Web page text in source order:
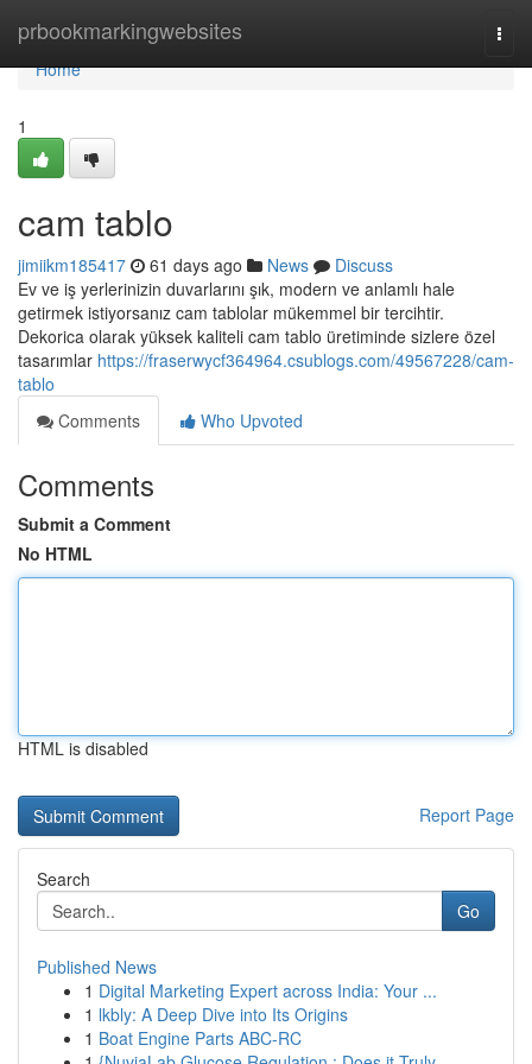
prbookmarkingwebsites
Home
Home
1
cam tablo
jimiikm185417 61 days ago News
Discuss
Ev ve iş yerlerinizin duvarlarını şık, modern ve anlamlı hale
getirmek istiyorsanız cam tablolar mükemmel bir tercihtir.
Dekorica olarak yüksek kaliteli cam tablo üretiminde sizlere özel
tasarımlar https://fraserwycf364964.csublogs.com/49567228/cam-
tablo
Comments
Who Upvoted
Comments
Submit a Comment
No HTML
HTML is disabled
Report Page
Search
Go
Published News
1 Digital Marketing Expert across India: Your ...
1 lkbly: A Deep Dive into Its Origins
1 Boat Engine Parts ABC-RC